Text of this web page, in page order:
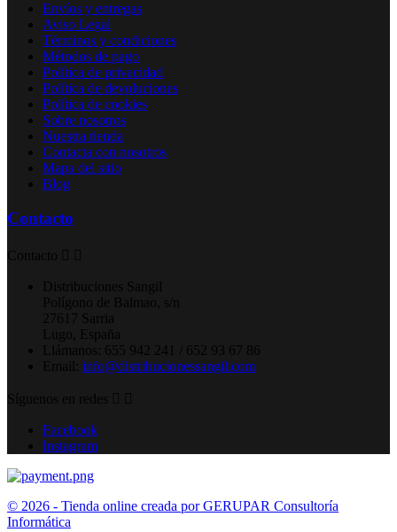
Envíos y entregas
Aviso Legal
Términos y condiciones
Métodos de pago
Política de privacidad
Política de devoluciones
Política de cookies
Sobre nosotros
Nuestra tienda
Contacta con nosotros
Mapa del sitio
Blog
Contacto
Contacto
Distribuciones Sangil
Polígono de Balmao, s/n
27617 Sarria
Lugo, España
Llámanos: 655 942 241 / 652 93 67 86
Email: info@distribucionessangil.com
Síguenos en redes
Facebook
Instagram
© 2026 - Tienda online creada por GERUPAR Consultoría
Informática